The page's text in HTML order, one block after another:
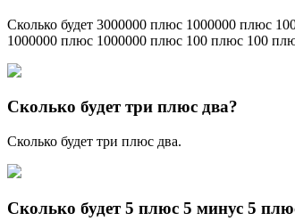
Сколько будет 3000000 плюс 1000000 плюс
1000000 плюс 1000000 плюс 100 плюс 100
Сколько будет три плюс два?
Сколько будет три плюс два.
Сколько будет 5 плюс 5 минус 5